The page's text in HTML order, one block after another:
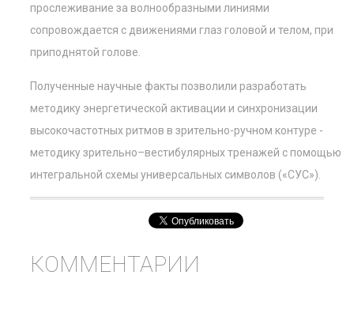
прослеживание за волнообразными линиями
сопровождается с движениями глаз головой и телом, при
приподнятой голове.
Полученные научные факты позволили разработать
методику энергетической активации и синхронизации
высокочастотных ритмов в зрительно-ручном контуре -
методику зрительно–вестибулярных тренажей с помощью
интегральной схемы универсальных символов («СУС»).
КОММЕНТАРИИ